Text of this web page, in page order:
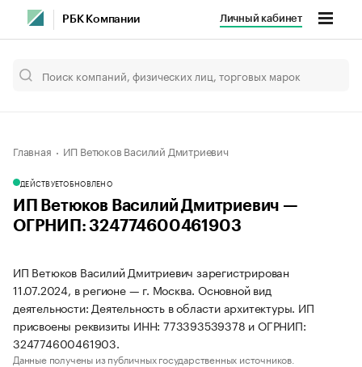
РБК Компании Личный кабинет
Главная ИП Ветюков Василий Дмитриевич
ДЕЙСТВУЕТОБНОВЛЕНО
ИП Ветюков Василий Дмитриевич —
ОГРНИП: 324774600461903
ИП Ветюков Василий Дмитриевич зарегистрирован
11.07.2024, в регионе — г. Москва. Основной вид
деятельности: Деятельность в области архитектуры. ИП
присвоены реквизиты ИНН: 773393539378 и ОГРНИП:
324774600461903.
Данные получены из публичных государственных источников.